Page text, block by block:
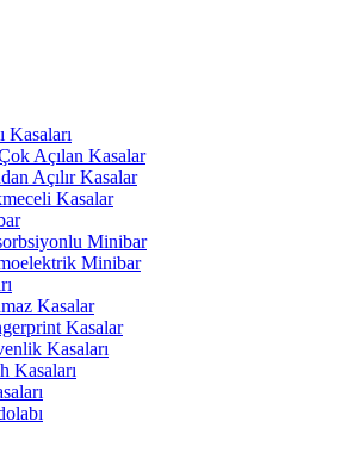
Kasaları
Açılan Kasalar
Açılır Kasalar
Kasalar
Minibar
Minibar
Kasalar
Kasalar
Kasaları
Kasaları